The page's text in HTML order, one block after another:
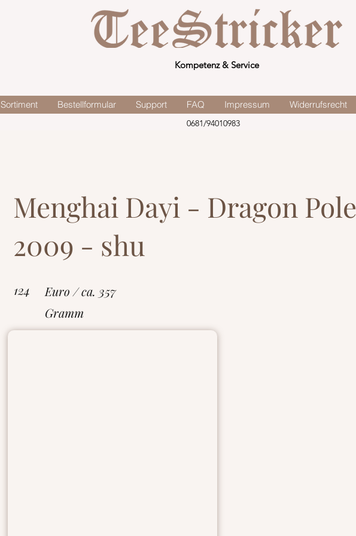
Kompetenz & Service
Sortiment Bestellformular Support FAQ Impressum Widerrufsrecht
0681/94010983
Menghai Dayi - Dragon Pole
2009 - shu
124
Euro / ca. 357
Gramm